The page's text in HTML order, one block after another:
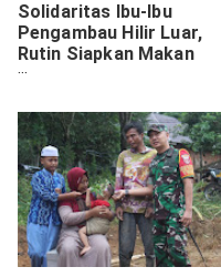
Solidaritas Ibu-Ibu
Pengambau Hilir Luar,
Rutin Siapkan Makan
Siang Satgas TMMD